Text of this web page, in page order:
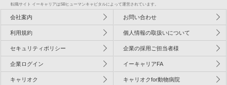
転職サイト イーキャリアはSBヒューマンキャピタルによって運営されています。
会社案内 お問い合わせ
利用規約 個人情報の取扱いについて
セキュリティポリシー 企業の採用ご担当者様
企業ログイン イーキャリアFA
キャリオク キャリオクfor動物病院